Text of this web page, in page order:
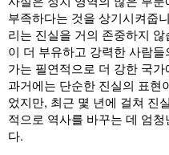
부족하다는 것을 상기시켜줍
리는 진실을 거의 존중하지
이 더 부유하고 강력한 사람
가는 필연적으로 더 강한 국
과거에는 단순한 진실의 표현
었지만, 최근 몇 년에 걸쳐 진
적으로 역사를 바꾸는 데 엄
다.